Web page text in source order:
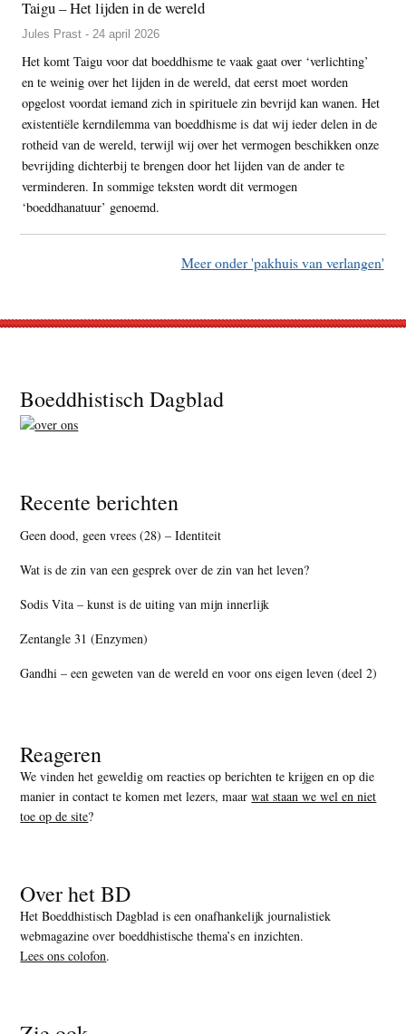
Taigu – Het lijden in de wereld
Jules Prast - 24 april 2026
Het komt Taigu voor dat boeddhisme te vaak gaat over ‘verlichting’
en te weinig over het lijden in de wereld, dat eerst moet worden
opgelost voordat iemand zich in spirituele zin bevrijd kan wanen. Het
existentiële kerndilemma van boeddhisme is dat wij ieder delen in de
rotheid van de wereld, terwijl wij over het vermogen beschikken onze
bevrijding dichterbij te brengen door het lijden van de ander te
verminderen. In sommige teksten wordt dit vermogen
‘boeddhanatuur’ genoemd.
Meer onder 'pakhuis van verlangen'
Footer
Boeddhistisch Dagblad
Recente berichten
Geen dood, geen vrees (28) – Identiteit
Wat is de zin van een gesprek over de zin van het leven?
Sodis Vita – kunst is de uiting van mijn innerlijk
Zentangle 31 (Enzymen)
Gandhi – een geweten van de wereld en voor ons eigen leven (deel 2)
Reageren
We vinden het geweldig om reacties op berichten te krijgen en op die
manier in contact te komen met lezers, maarwat staan we wel en niet
toe op de site?
Over het BD
Het Boeddhistisch Dagblad is een onafhankelijk journalistiek
webmagazine over boeddhistische thema’s en inzichten.
Lees ons colofon.